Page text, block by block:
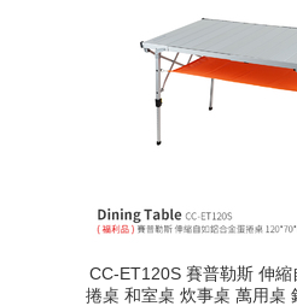
CC-ET120S 賽普勒斯 伸縮
捲桌 和室桌 炊事桌 萬用桌